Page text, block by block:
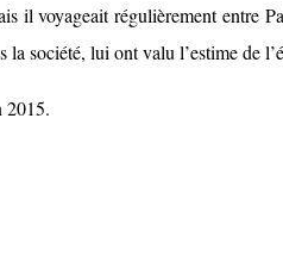
il voyageait régulièrement
société, lui ont valu l’estime de
2015.